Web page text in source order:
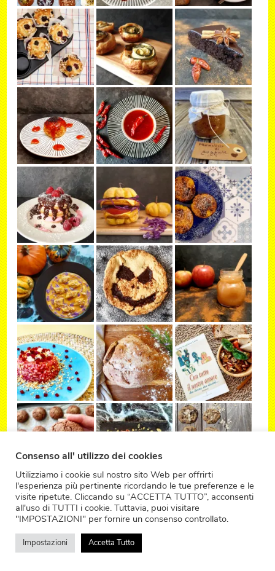
Consenso all' utilizzo dei cookies
Utilizziamo i cookie sul nostro sito Web per offrirti
l'esperienza più pertinente ricordando le tue preferenze e le
visite ripetute. Cliccando su “ACCETTA TUTTO”, acconsenti
all'uso di TUTTI i cookie. Tuttavia, puoi visitare
"IMPOSTAZIONI" per fornire un consenso controllato.
Impostazioni Accetta Tutto